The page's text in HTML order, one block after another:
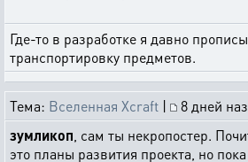
Где-то в разработке я давно
транспортировку предметов.
Тема: Вселенная Xcraft | 8 дней
зумликоп , сам ты некропостер.
это планы развития проекта, но